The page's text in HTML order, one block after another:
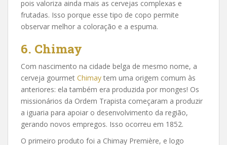
pois valoriza ainda mais as cervejas complexas e
frutadas. Isso porque esse tipo de copo permite
observar melhor a coloração e a espuma.
6. Chimay
Com nascimento na cidade belga de mesmo nome, a
cerveja gourmet Chimay tem uma origem comum às
anteriores: ela também era produzida por monges! Os
missionários da Ordem Trapista começaram a produzir
a iguaria para apoiar o desenvolvimento da região,
gerando novos empregos. Isso ocorreu em 1852.
O primeiro produto foi a Chimay Première, e logo